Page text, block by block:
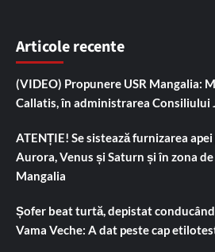
Articole recente
(VIDEO) Propunere USR Mangalia:
Callatis, în administrarea Consiliului
ATENȚIE! Se sistează furnizarea
Aurora, Venus și Saturn și în zona
Mangalia
Șofer beat turtă, depistat
Vama Veche: A dat peste cap